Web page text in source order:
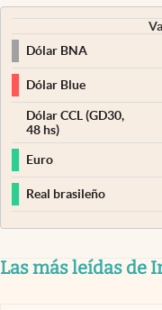
Dólar BNA
Dólar Blue
Dólar CCL (GD30,
48 hs)
Euro
Real brasileño
Las más leídas de